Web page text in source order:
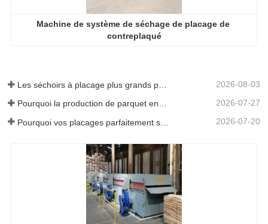
Machine de système de séchage de placage de
contreplaqué
2026-08-03
Pourquoi la production de parquet en eucalyptus a-t-elle besoin d'un séchoir à placages ? 2026-07-27
2026-07-20